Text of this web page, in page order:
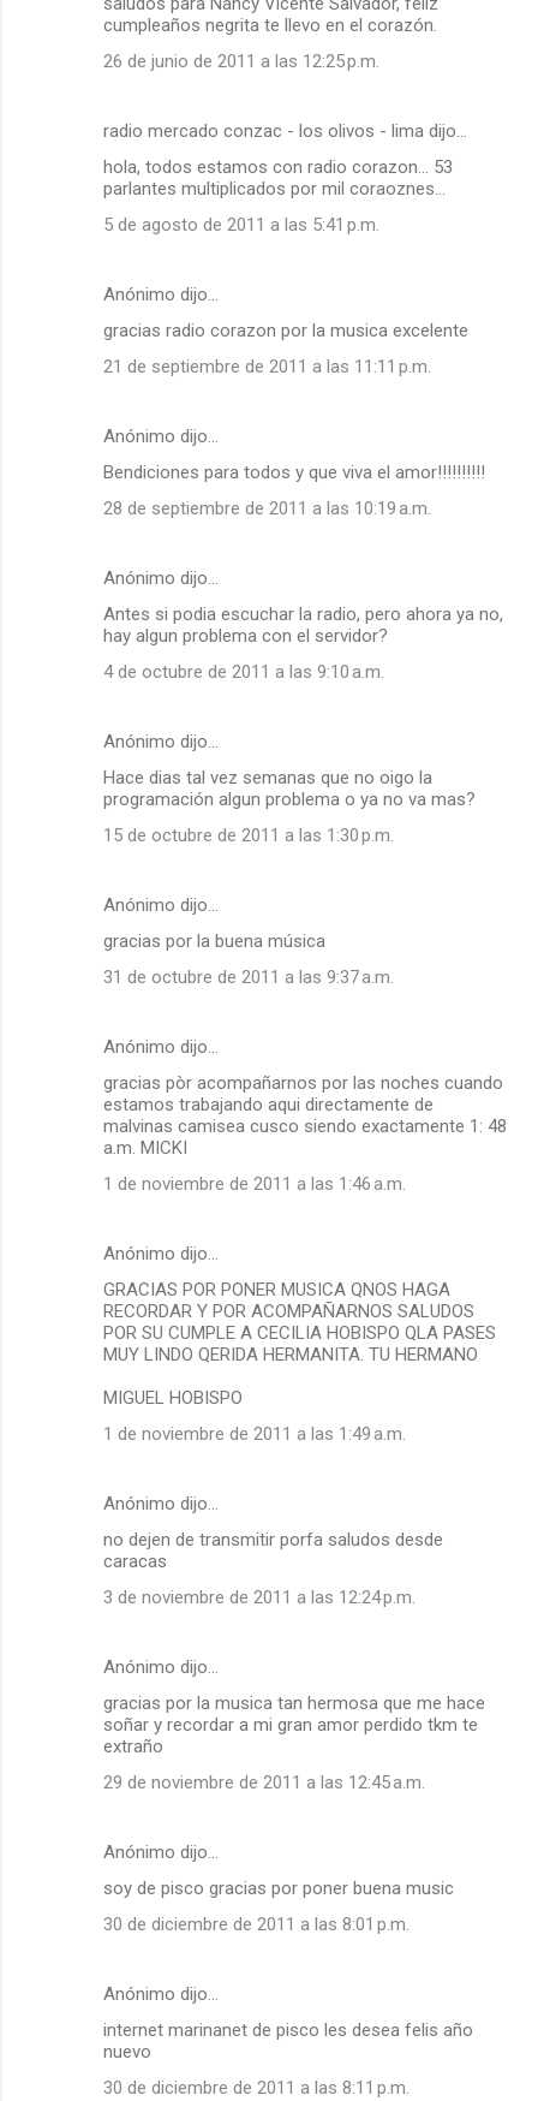
cumpleaños negrita te llevo en el corazón.
26 de junio de 2011 a las 12:25 p.m.
radio mercado conzac - los olivos - lima dijo…
hola, todos estamos con radio corazon... 53
parlantes multiplicados por mil coraoznes...
5 de agosto de 2011 a las 5:41 p.m.
Anónimo dijo…
gracias radio corazon por la musica excelente
21 de septiembre de 2011 a las 11:11 p.m.
Anónimo dijo…
Bendiciones para todos y que viva el amor!!!!!!!!!!
28 de septiembre de 2011 a las 10:19 a.m.
Anónimo dijo…
Antes si podia escuchar la radio, pero ahora ya no,
hay algun problema con el servidor?
4 de octubre de 2011 a las 9:10 a.m.
Anónimo dijo…
Hace dias tal vez semanas que no oigo la
programación algun problema o ya no va mas?
15 de octubre de 2011 a las 1:30 p.m.
Anónimo dijo…
gracias por la buena música
31 de octubre de 2011 a las 9:37 a.m.
Anónimo dijo…
gracias pòr acompañarnos por las noches cuando
estamos trabajando aqui directamente de
malvinas camisea cusco siendo exactamente 1: 48
a.m. MICKI
1 de noviembre de 2011 a las 1:46 a.m.
Anónimo dijo…
GRACIAS POR PONER MUSICA QNOS HAGA
RECORDAR Y POR ACOMPAÑARNOS SALUDOS
POR SU CUMPLE A CECILIA HOBISPO QLA PASES
MUY LINDO QERIDA HERMANITA. TU HERMANO
MIGUEL HOBISPO
1 de noviembre de 2011 a las 1:49 a.m.
Anónimo dijo…
no dejen de transmitir porfa saludos desde
caracas
3 de noviembre de 2011 a las 12:24 p.m.
Anónimo dijo…
gracias por la musica tan hermosa que me hace
soñar y recordar a mi gran amor perdido tkm te
extraño
29 de noviembre de 2011 a las 12:45 a.m.
Anónimo dijo…
soy de pisco gracias por poner buena music
30 de diciembre de 2011 a las 8:01 p.m.
Anónimo dijo…
internet marinanet de pisco les desea felis año
nuevo
30 de diciembre de 2011 a las 8:11 p.m.